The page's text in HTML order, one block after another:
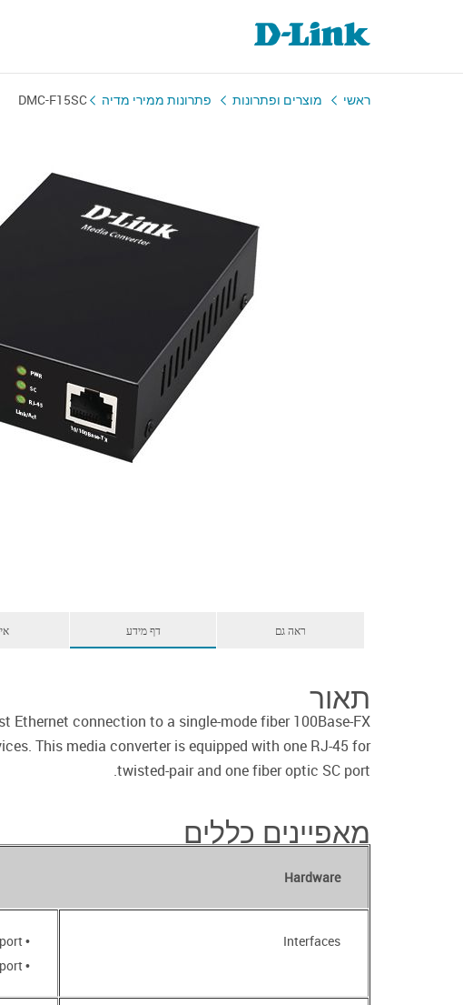
ראשי מוצרים ופתרונות פתרונות ממירי מדיה DMC-F15SC
דף מידע ראה גם
תאור
Ethernet connection to a single-mode fiber 100Base-FX
This media converter is equipped with one RJ-45 for
twisted-pair and one fiber optic SC port.
מאפיינים כללים
Hardware
Interfaces
• One 10/100Base-TX port
• One 100Base-FX SC port